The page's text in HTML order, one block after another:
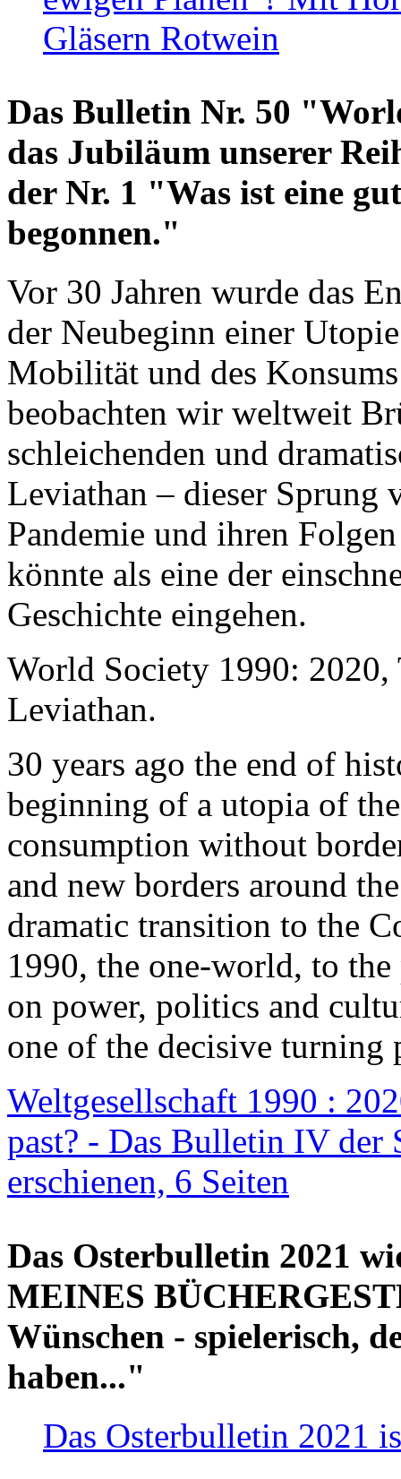
Gläsern Rotwein
Das Bulletin Nr. 50
das Jubiläum unserer
der Nr. 1 "Was ist eine
begonnen."
Vor 30 Jahren wurde das
der Neubeginn einer
Mobilität und des
beobachten wir weltweit
schleichenden und
Leviathan – dieser Sprung
Pandemie und ihren
könnte als eine der
Geschichte eingehen.
World Society 1990: 2020,
Leviathan.
30 years ago the end of
beginning of a utopia of
consumption without
and new borders around
dramatic transition to the
1990, the one-world, to the
on power, politics and
one of the decisive turning
Weltgesellschaft 1990 :
past? - Das Bulletin IV der
erschienen, 6 Seiten
Das Osterbulletin 2021
MEINES
Wünschen - spielerisch,
haben..."
Das Osterbulletin 2021